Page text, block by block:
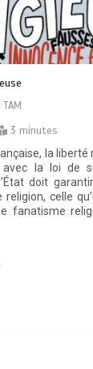
3 minutes
la liberté
avec la loi de
doit
celle
fanatisme